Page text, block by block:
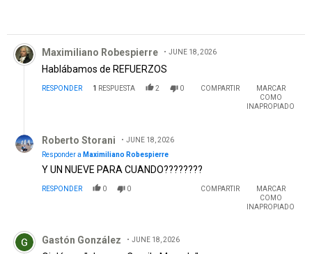
Comentario de Maximiliano Robespierre.
Maximiliano Robespierre JUNE 18, 2026
Hablábamos de REFUERZOS
RESPONDER 1 RESPUESTA 2 0 COMPARTIR
MARCAR
COMO
INAPROPIADO
Roberto Storani
JUNE 18, 2026
Responder a Maximiliano Robespierre
Y UN NUEVE PARA CUANDO????????
RESPONDER 0 0 COMPARTIR
MARCAR
COMO
INAPROPIADO
Comentario de Gastón González.
Gastón González JUNE 18, 2026